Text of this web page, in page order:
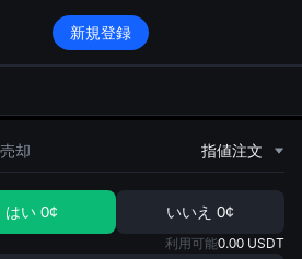
新規登録
売却 指値注文
はい 0¢ いいえ 0¢
利用可能0.00 USDT